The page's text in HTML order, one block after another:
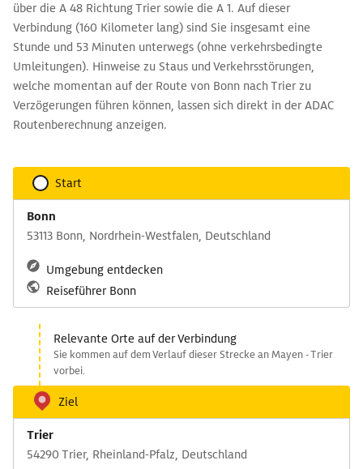
über die A 48 Richtung Trier sowie die A 1. Auf dieser
Verbindung (160 Kilometer lang) sind Sie insgesamt eine
Stunde und 53 Minuten unterwegs (ohne verkehrsbedingte
Umleitungen). Hinweise zu Staus und Verkehrsstörungen,
welche momentan auf der Route von Bonn nach Trier zu
Verzögerungen führen können, lassen sich direkt in der ADAC
Routenberechnung anzeigen.
Start
Bonn
53113 Bonn, Nordrhein-Westfalen, Deutschland
Umgebung entdecken
Reiseführer Bonn
Relevante Orte auf der Verbindung
Sie kommen auf dem Verlauf dieser Strecke an Mayen - Trier
vorbei.
Ziel
Trier
54290 Trier, Rheinland-Pfalz, Deutschland